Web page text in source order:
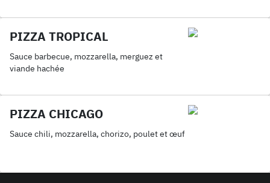
PIZZA TROPICAL
Sauce barbecue, mozzarella, merguez et
viande hachée
PIZZA CHICAGO
Sauce chili, mozzarella, chorizo, poulet et œuf